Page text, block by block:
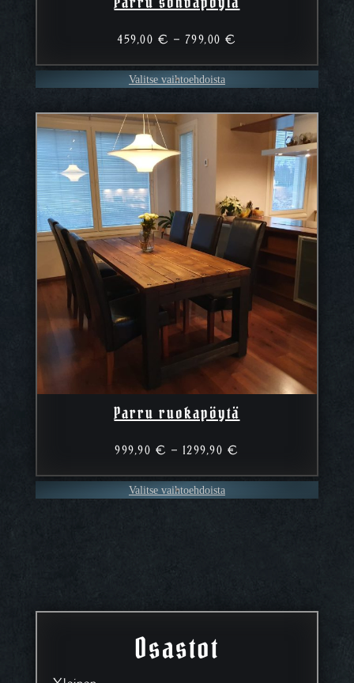
Osastot
459,00 € – 799,00€
–
799,00 €
Valitse vaihtoehdoista
Parru ruokapöytä
999,90 € – 1299,90 €
–
1299,90 €
Valitse vaihtoehdoista